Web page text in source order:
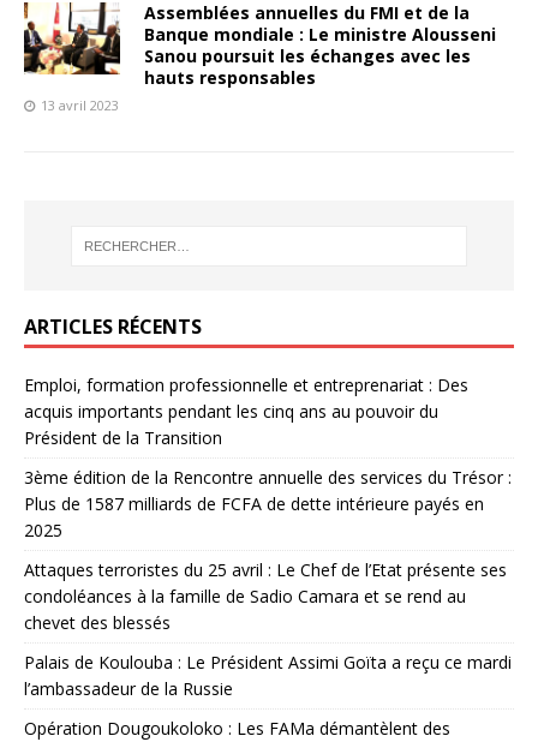
Assemblées annuelles du FMI et de la
Banque mondiale : Le ministre Alousseni
Sanou poursuit les échanges avec les
hauts responsables
13 avril 2023
ARTICLES RÉCENTS
Emploi, formation professionnelle et entreprenariat : Des
acquis importants pendant les cinq ans au pouvoir du
Président de la Transition
3ème édition de la Rencontre annuelle des services du Trésor :
Plus de 1587 milliards de FCFA de dette intérieure payés en
2025
Attaques terroristes du 25 avril : Le Chef de l’Etat présente ses
condoléances à la famille de Sadio Camara et se rend au
chevet des blessés
Palais de Koulouba : Le Président Assimi Goïta a reçu ce mardi
l’ambassadeur de la Russie
Opération Dougoukoloko : Les FAMa démantèlent des